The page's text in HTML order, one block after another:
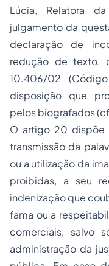
Lúcia, Relatora
julgamento da
declaração de
redução de texto,
10.406/02
disposição que
pelos biografados
O artigo 20 dispõe
transmissão da
ou a utilização da
proibidas, a seu
indenização que
fama ou a
comerciais, salvo
administração da